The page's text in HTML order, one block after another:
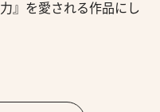
』を愛される作品にし